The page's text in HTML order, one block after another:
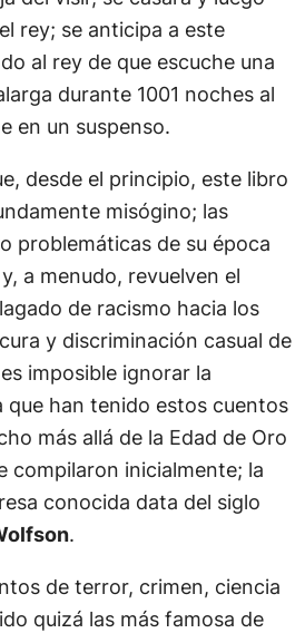
rey; se anticipa a este
al rey de que escuche una
durante 1001 noches al
en un suspenso.
desde el principio, este libro
misógino; las
problemáticas de su época
a menudo, revuelven el
de racismo hacia los
y discriminación casual de
imposible ignorar la
que han tenido estos cuentos
más allá de la Edad de Oro
compilaron inicialmente; la
conocida data del siglo
.
de terror, crimen, ciencia
quizá las más famosa de